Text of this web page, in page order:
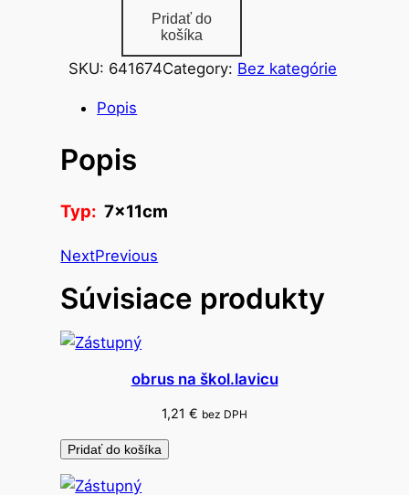
ž
t
o
p
y
t
r
v
é
v
Pridať do
košíka
SKU: 641674Category: Bez kategórie
Popis
Popis
Typ:7x11cm
NextPrevious
Súvisiace produkty
obrus na škol.lavicu
1,21 € bez DPH
Pridať do košíka